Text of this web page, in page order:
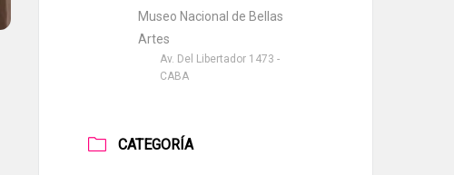
Museo Nacional de Bellas
Artes
Av. Del Libertador 1473 -
CABA
CATEGORÍA